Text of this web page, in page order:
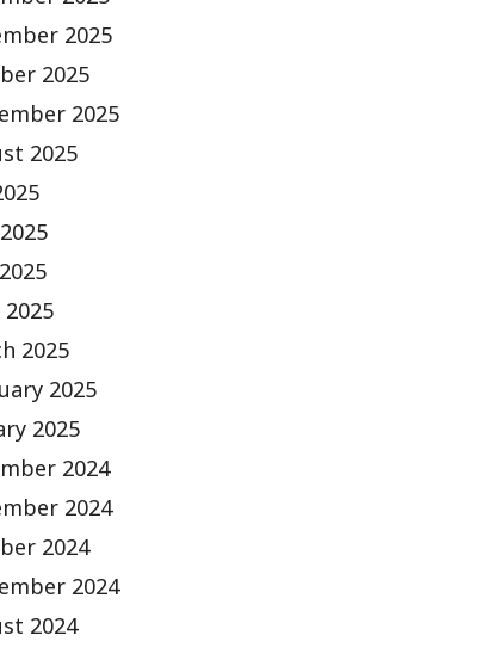
2025
2025
2025
2025
2025
2025
2025
2024
2024
2024
2024
2024